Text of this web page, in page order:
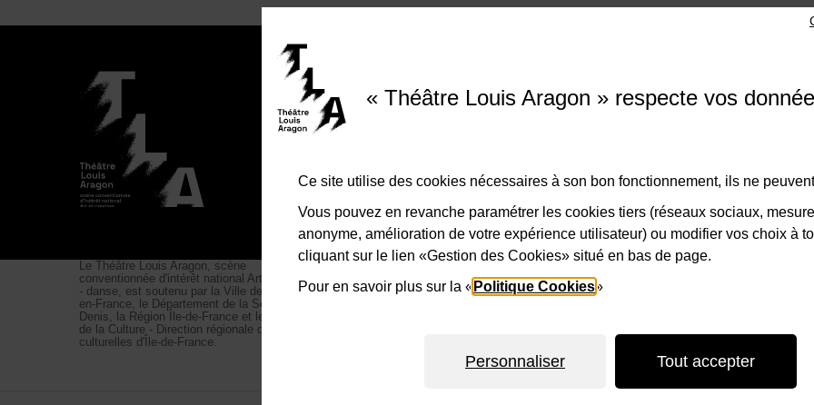
« Théâtre Louis Aragon » respecte vos
Ce site utilise des cookies nécessaires à son bon fonctionnement, ils ne
Vous pouvez en revanche paramétrer les cookies tiers (réseaux sociaux,
anonyme, amélioration de votre expérience utilisateur) ou modifier vos choix à
cliquant sur le lien «Gestion des Cookies» situé en bas de page.
Pour en savoir plus sur la « Politique Cookies»
Personnaliser Tout accepter
Théâtre Louis Aragon
01 49 63 70 58 Nous contacter
Le Théâtre Louis Aragon, scène
conventionnée d'intérêt national Art et création
- danse, est soutenu par la Ville de Tremblay-
en-France, le Département de la Seine-Saint-
Denis, la Région Île-de-France et le Ministère
de la Culture - Direction régionale des affaires
culturelles d'Île-de-France.